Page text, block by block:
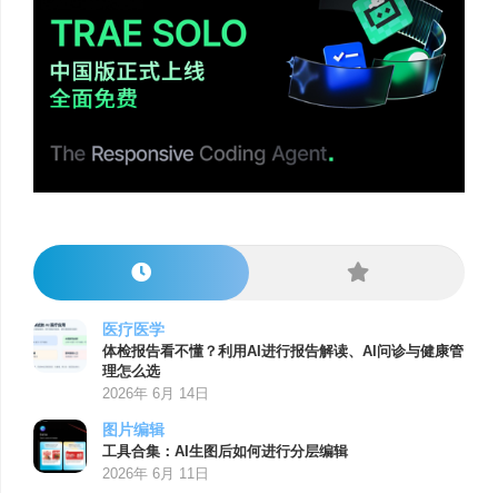
医疗医学
体检报告看不懂？利用AI进行报告解读、AI问诊与健康管
理怎么选
2026年 6月 14日
图片编辑
工具合集：AI生图后如何进行分层编辑
2026年 6月 11日